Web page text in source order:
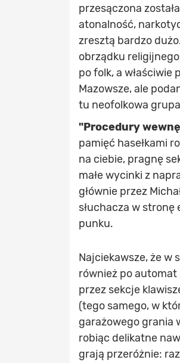
przesączona
atonalność,
zresztą bardzo
obrządku
po folk, a właściwie
Mazowsze, ale
tu neofolkowa
"Procedury
pamięć hasełkami
na ciebie, pragnę
małe wycinki z
głównie przez
słuchacza w
punku.
Najciekawsze, że w
również po
przez sekcje
(tego samego, w
garażowego grania
robiąc delikatne
grają przeróżnie: